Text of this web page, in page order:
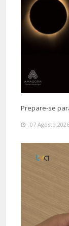
Prepare-se
07 Agosto 2026